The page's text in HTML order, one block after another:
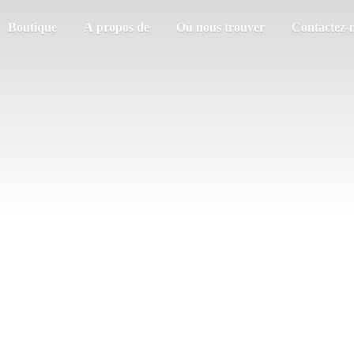
Boutique À propos de Où nous trouver Contactez-